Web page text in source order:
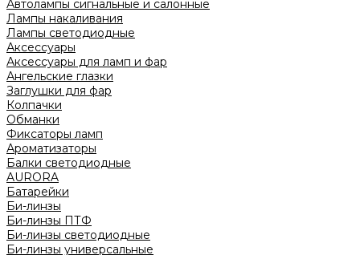
Автолампы сигнальные и салонные
Лампы накаливания
Лампы светодиодные
Аксессуары
Аксессуары для ламп и фар
Ангельские глазки
Заглушки для фар
Колпачки
Обманки
Фиксаторы ламп
Ароматизаторы
Балки светодиодные
AURORA
Батарейки
Би-линзы
Би-линзы ПТФ
Би-линзы светодиодные
Би-линзы универсальные